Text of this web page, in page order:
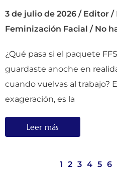
3 de julio de 2026 / Editor /
Feminización Facial / No
¿Qué pasa si el paquete
guardaste anoche en
cuando vuelvas al trabajo?
exageración, es la
Leer más
1 2 3 4 5 6